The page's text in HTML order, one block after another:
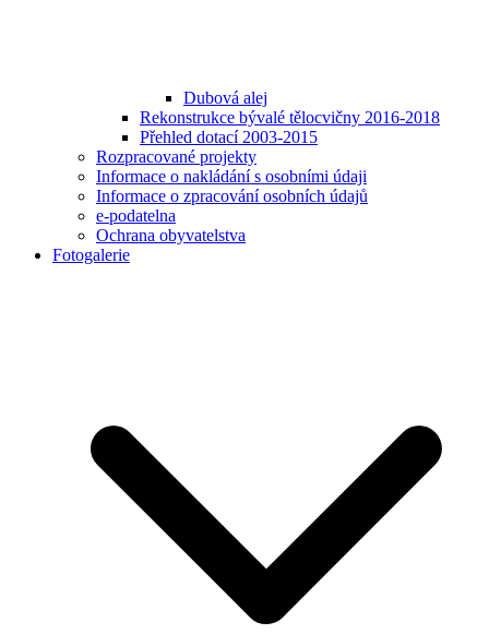
Dubová alej
Rekonstrukce bývalé tělocvičny 2016-2018
Přehled dotací 2003-2015
Rozpracované projekty
Informace o nakládání s osobními údaji
Informace o zpracování osobních údajů
e-podatelna
Ochrana obyvatelstva
Fotogalerie